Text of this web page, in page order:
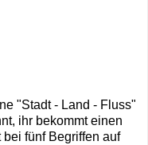
"Stadt - Land - Fluss"
ihr bekommt einen
fünf Begriffen auf